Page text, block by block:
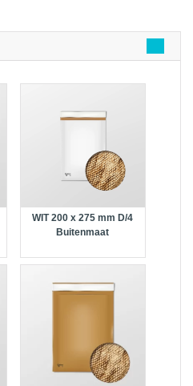
WIT 200 x 275 mm D/4
Buitenmaat